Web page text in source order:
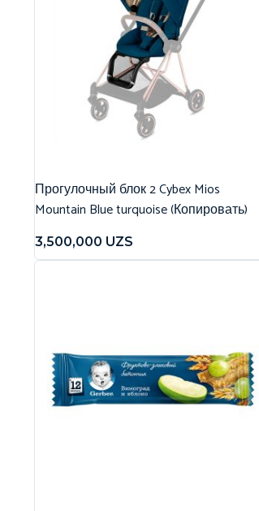
Прогулочный блок 2 Cybex Mios
Mountain Blue turquoise (Копировать)
3,500,000 UZS